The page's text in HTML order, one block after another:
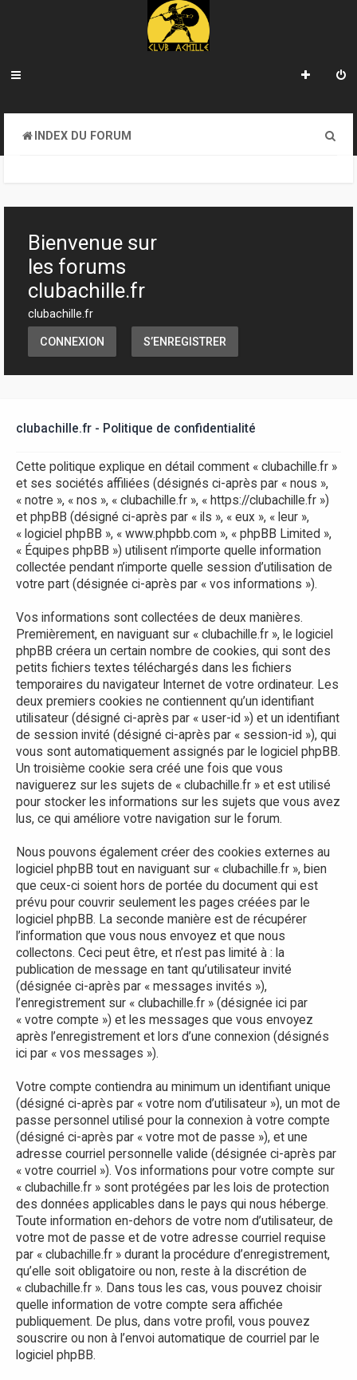
INDEX DU FORUM
h
Bienvenue sur
les forums
clubachille.fr
clubachille.fr
CONNEXION S’ENREGISTRER
clubachille.fr - Politique de confidentialité
Cette politique explique en détail comment « clubachille.fr »
et ses sociétés affiliées (désignés ci-après par « nous »,
« notre », « nos », « clubachille.fr », « https://clubachille.fr »)
et phpBB (désigné ci-après par « ils », « eux », « leur »,
« logiciel phpBB », « www.phpbb.com », « phpBB Limited »,
« Équipes phpBB ») utilisent n’importe quelle information
collectée pendant n’importe quelle session d’utilisation de
votre part (désignée ci-après par « vos informations »).
Vos informations sont collectées de deux manières.
Premièrement, en naviguant sur « clubachille.fr », le logiciel
phpBB créera un certain nombre de cookies, qui sont des
petits fichiers textes téléchargés dans les fichiers
temporaires du navigateur Internet de votre ordinateur. Les
deux premiers cookies ne contiennent qu’un identifiant
utilisateur (désigné ci-après par « user-id ») et un identifiant
de session invité (désigné ci-après par « session-id »), qui
vous sont automatiquement assignés par le logiciel phpBB.
Un troisième cookie sera créé une fois que vous
naviguerez sur les sujets de « clubachille.fr » et est utilisé
pour stocker les informations sur les sujets que vous avez
lus, ce qui améliore votre navigation sur le forum.
Nous pouvons également créer des cookies externes au
logiciel phpBB tout en naviguant sur « clubachille.fr », bien
que ceux-ci soient hors de portée du document qui est
prévu pour couvrir seulement les pages créées par le
logiciel phpBB. La seconde manière est de récupérer
l’information que vous nous envoyez et que nous
collectons. Ceci peut être, et n’est pas limité à : la
publication de message en tant qu’utilisateur invité
(désignée ci-après par « messages invités »),
l’enregistrement sur « clubachille.fr » (désignée ici par
« votre compte ») et les messages que vous envoyez
après l’enregistrement et lors d’une connexion (désignés
ici par « vos messages »).
Votre compte contiendra au minimum un identifiant unique
(désigné ci-après par « votre nom d’utilisateur »), un mot de
passe personnel utilisé pour la connexion à votre compte
(désigné ci-après par « votre mot de passe »), et une
adresse courriel personnelle valide (désignée ci-après par
« votre courriel »). Vos informations pour votre compte sur
« clubachille.fr » sont protégées par les lois de protection
des données applicables dans le pays qui nous héberge.
Toute information en-dehors de votre nom d’utilisateur, de
votre mot de passe et de votre adresse courriel requise
par « clubachille.fr » durant la procédure d’enregistrement,
qu’elle soit obligatoire ou non, reste à la discrétion de
« clubachille.fr ». Dans tous les cas, vous pouvez choisir
quelle information de votre compte sera affichée
publiquement. De plus, dans votre profil, vous pouvez
souscrire ou non à l’envoi automatique de courriel par le
logiciel phpBB.